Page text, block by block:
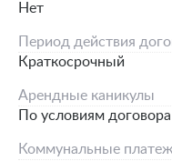
Нет
Период действия
Краткосрочный
Арендные каникулы
По условиям договора
Коммунальные